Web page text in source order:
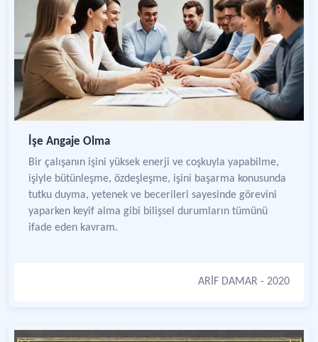
İşe Angaje Olma
Bir çalışanın işini yüksek enerji ve coşkuyla yapabilme,
işiyle bütünleşme, özdeşleşme, işini başarma konusunda
tutku duyma, yetenek ve becerileri sayesinde görevini
yaparken keyif alma gibi bilişsel durumların tümünü
ifade eden kavram.
ARİF DAMAR - 2020